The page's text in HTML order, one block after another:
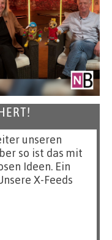
unseren
so ist das mit
Ideen. Ein
X-Feeds